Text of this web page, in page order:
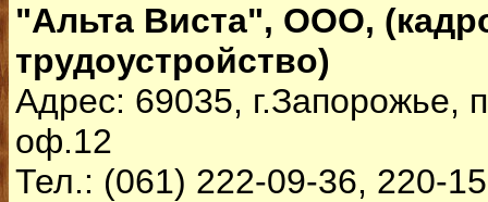
"Альта Виста", ООО,
трудоустройство)
Адрес: 69035, г.Запорожье,
оф.12
Тел.: (061) 222-09-36, 220-